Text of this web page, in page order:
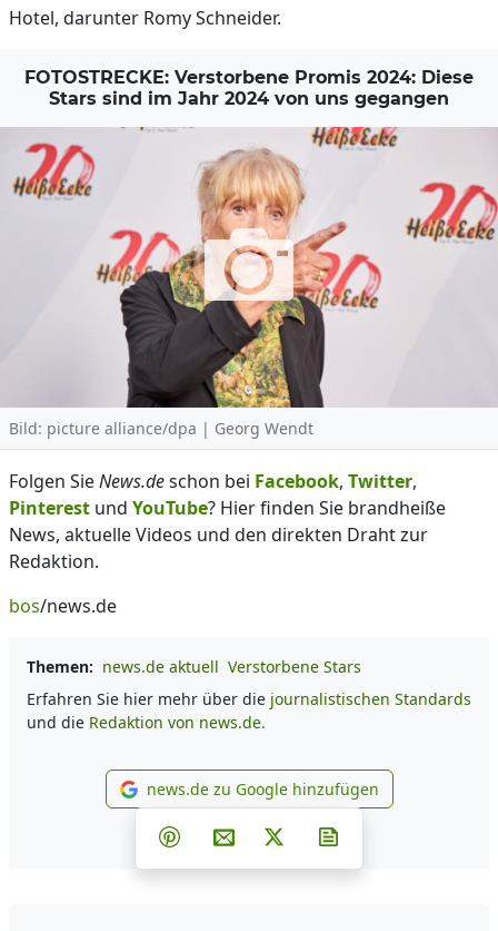
Hotel, darunter Romy Schneider.
FOTOSTRECKE: Verstorbene Promis 2024: Diese
Stars sind im Jahr 2024 von uns gegangen
Bild: picture alliance/dpa | Georg Wendt
Folgen SieNews.deschon bei Facebook, Twitter,
Pinterest und YouTube? Hier finden Sie brandheiße
News, aktuelle Videos und den direkten Draht zur
Redaktion.
bos/news.de
Themen: news.de aktuell Verstorbene Stars
Erfahren Sie hier mehr über die journalistischen Standards
und die Redaktion von news.de.
news.de zu Google
news.de zu Google hinzufügen
Teilen auf Facebook
Teilen auf Whatsapp
Teilen auf Telegram
Teilen auf Pinterest
Per E-Mail teilen
Post auf X